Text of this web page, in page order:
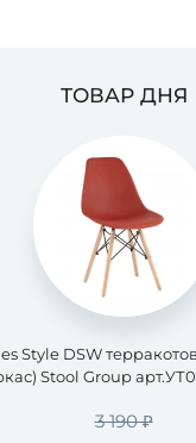
ТОВАР ДНЯ
Style DSW
Stool Group
3 190 ₽